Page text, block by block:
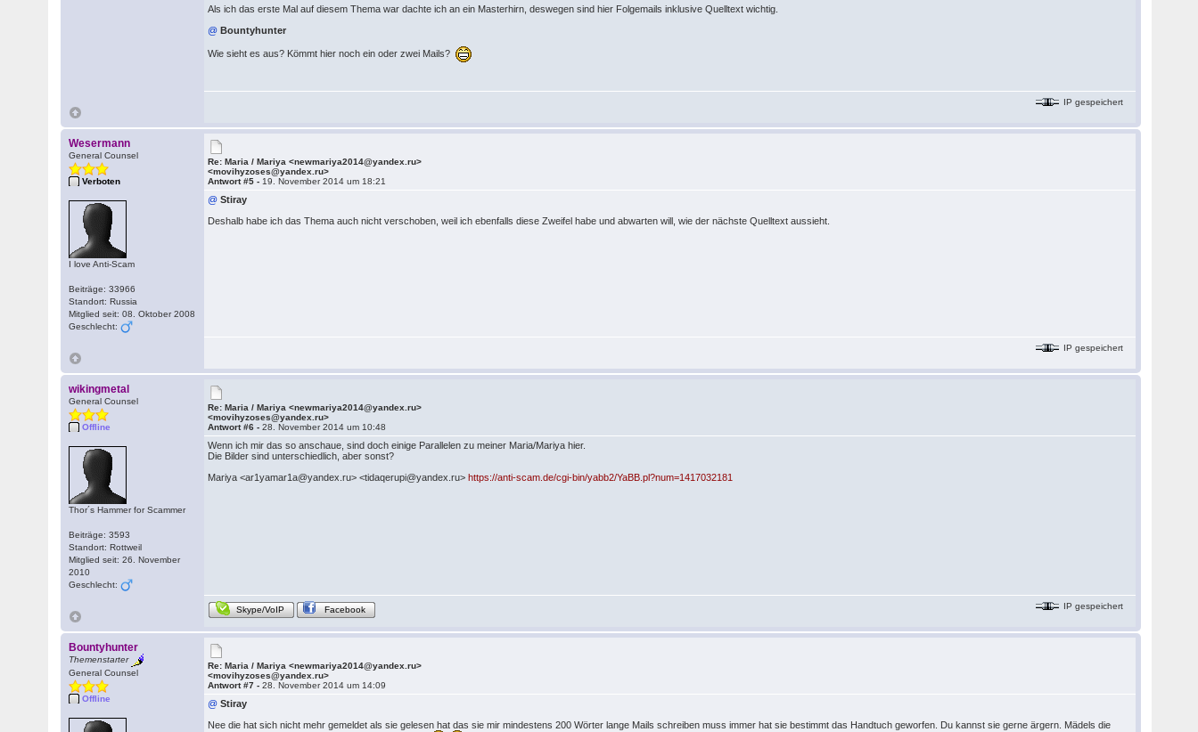
Als ich das erste Mal auf diesem Thema war dachte ich an ein Masterhirn, deswegen sind hier Folgemails inklusive Quelltext wichtig.
@ Bountyhunter
Wie sieht es aus? Kömmt hier noch ein oder zwei Mails?
IP gespeichert
Wesermann
General Counsel
Verboten
I love Anti-Scam
Beiträge: 33966
Standort: Russia
Mitglied seit: 08. Oktober 2008
Geschlecht:
Re: Maria / Mariya <newmariya2014@yandex.ru>
<movihyzoses@yandex.ru>
Antwort #5 - 19. November 2014 um 18:21
@ Stiray
Deshalb habe ich das Thema auch nicht verschoben, weil ich ebenfalls diese Zweifel habe und abwarten will, wie der nächste Quelltext aussieht.
IP gespeichert
wikingmetal
General Counsel
Offline
Thor´s Hammer for Scammer
Beiträge: 3593
Standort: Rottweil
Mitglied seit: 26. November
2010
Geschlecht:
Re: Maria / Mariya <newmariya2014@yandex.ru>
<movihyzoses@yandex.ru>
Antwort #6 -28. November 2014 um 10:48
Wenn ich mir das so anschaue, sind doch einige Parallelen zu meiner Maria/Mariya hier.
Die Bilder sind unterschiedlich, aber sonst?
Mariya <ar1yamar1a@yandex.ru> <tidaqerupi@yandex.ru>https://anti-scam.de/cgi-bin/yabb2/YaBB.pl?num=1417032181
Skype/VoIP Facebook IP gespeichert
Bountyhunter
Themenstarter
General Counsel
Offline
Re: Maria / Mariya <newmariya2014@yandex.ru>
<movihyzoses@yandex.ru>
Antwort #7 -28. November 2014 um 14:09
@ Stiray
Nee die hat sich nicht mehr gemeldet als sie gelesen hat das sie mir mindestens 200 Wörter lange Mails schreiben muss immer hat sie bestimmt das Handtuch geworfen. Du kannst sie gerne ärgern. Mädels die